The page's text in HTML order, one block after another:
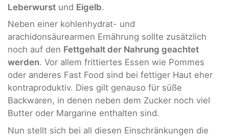
Leberwurst und Eigelb.
Neben einer kohlenhydrat- und
arachidonsäurearmen Ernährung sollte zusätzlich
noch auf den Fettgehalt der Nahrung geachtet
werden. Vor allem frittiertes Essen wie Pommes
oder anderes Fast Food sind bei fettiger Haut eher
kontraproduktiv. Dies gilt genauso für süße
Backwaren, in denen neben dem Zucker noch viel
Butter oder Margarine enthalten sind.
Nun stellt sich bei all diesen Einschränkungen die